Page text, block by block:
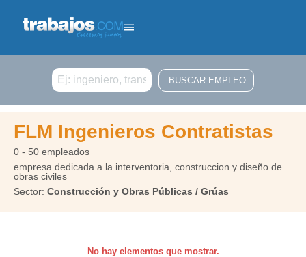
Buscar
FLM Ingenieros Contratistas
0 - 50 empleados
empresa dedicada a la interventoria, construccion y diseño de
obras civiles
Sector: Construcción y Obras Públicas / Grúas
No hay elementos que mostrar.